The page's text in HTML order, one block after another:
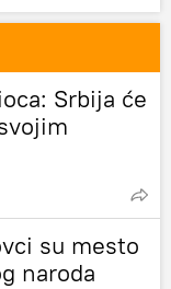
Srbija će
su mesto
naroda